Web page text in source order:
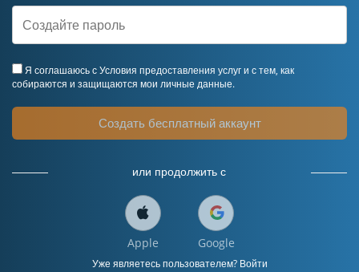
Я соглашаюсь сУсловия предоставления услуги с тем, как
собираются и защищаются мои личные данные.
Создать бесплатный аккаунт
или продолжить с
Apple Google
Уже являетесь пользователем? Войти